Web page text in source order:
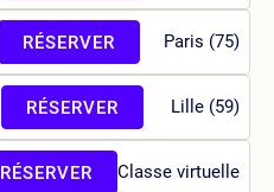
Paris (75)
RÉSERVER
Lille (59)
RÉSERVER
Classe virtuelle
RÉSERVER